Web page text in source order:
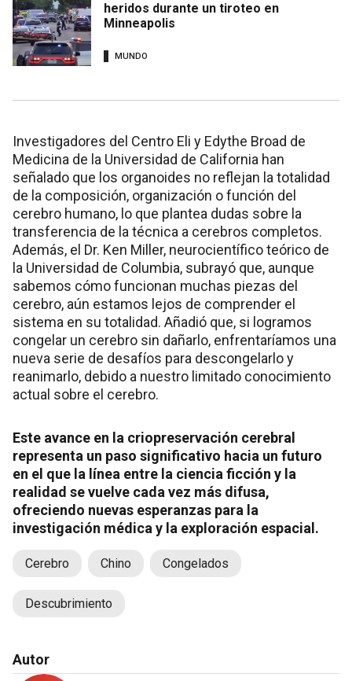
heridos durante un tiroteo en
Minneapolis
MUNDO
Investigadores del Centro Eli y Edythe Broad de
Medicina de la Universidad de California han
señalado que los organoides no reflejan la totalidad
de la composición, organización o función del
cerebro humano, lo que plantea dudas sobre la
transferencia de la técnica a cerebros completos.
Además, el Dr. Ken Miller, neurocientífico teórico de
la Universidad de Columbia, subrayó que, aunque
sabemos cómo funcionan muchas piezas del
cerebro, aún estamos lejos de comprender el
sistema en su totalidad. Añadió que, si logramos
congelar un cerebro sin dañarlo, enfrentaríamos una
nueva serie de desafíos para descongelarlo y
reanimarlo, debido a nuestro limitado conocimiento
actual sobre el cerebro.
Este avance en la criopreservación cerebral
representa un paso significativo hacia un futuro
en el que la línea entre la ciencia ficción y la
realidad se vuelve cada vez más difusa,
ofreciendo nuevas esperanzas para la
investigación médica y la exploración espacial.
Cerebro Chino Congelados
Descubrimiento
Autor